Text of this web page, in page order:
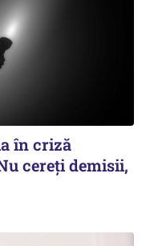
în criză
cereți demisii,